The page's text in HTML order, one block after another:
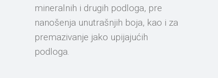
mineralnih i drugih podloga, pre
nanošenja unutrašnjih boja, kao i za
premazivanje jako upijajućih
podloga.